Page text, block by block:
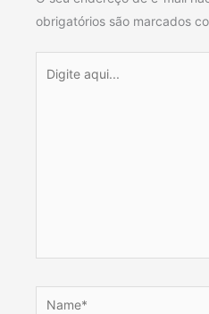
obrigatórios são marcados
aqui...